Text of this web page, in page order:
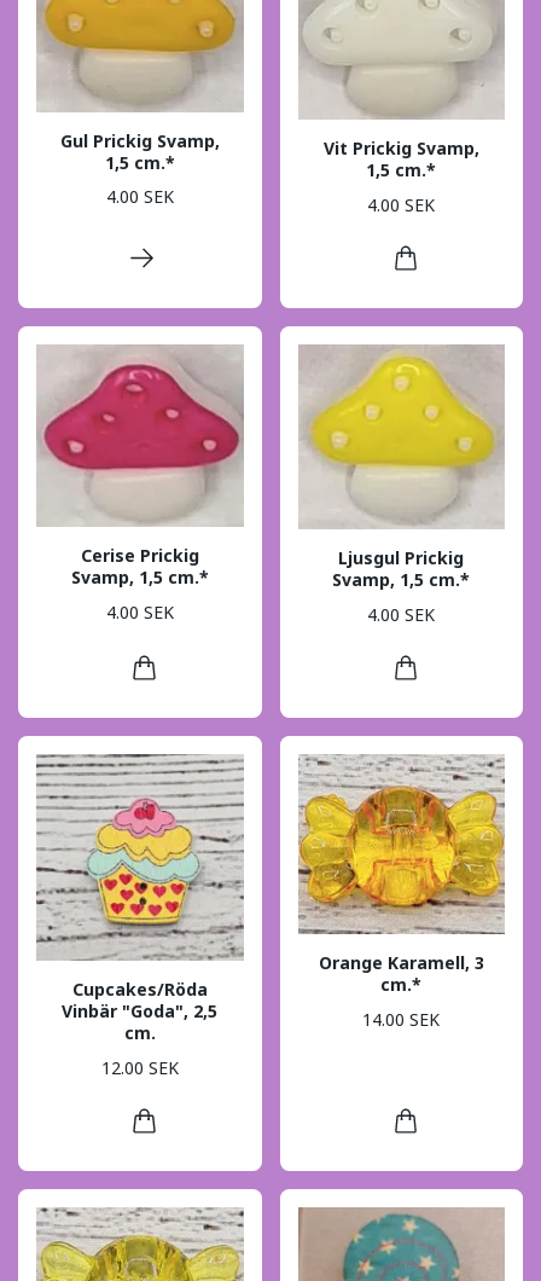
Gul Prickig Svamp,
1,5 cm.*
4.00 SEK
Vit Prickig Svamp,
1,5 cm.*
4.00 SEK
Cerise Prickig
Svamp, 1,5 cm.*
4.00 SEK
Ljusgul Prickig
Svamp, 1,5 cm.*
4.00 SEK
Cupcakes/Röda
Vinbär "Goda", 2,5
cm.
12.00 SEK
Orange Karamell, 3
cm.*
14.00 SEK